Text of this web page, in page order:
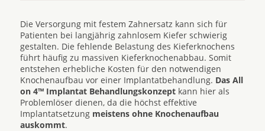
Die Versorgung mit festem Zahnersatz kann sich für
Patienten bei langjährig zahnlosem Kiefer schwierig
gestalten. Die fehlende Belastung des Kieferknochens
führt häufig zu massiven Kieferknochenabbau. Somit
entstehen erhebliche Kosten für den notwendigen
Knochenaufbau vor einer Implantatbehandlung. Das All
on 4™ Implantat Behandlungskonzept kann hier als
Problemlöser dienen, da die höchst effektive
Implantatsetzung meistens ohne Knochenaufbau
auskommt.